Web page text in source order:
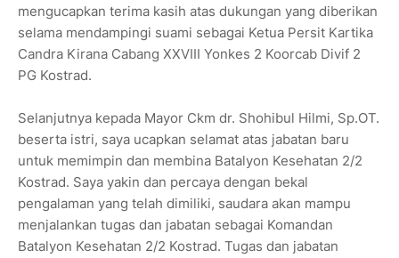
mengucapkan terima kasih atas dukungan yang diberikan
selama mendampingi suami sebagai Ketua Persit Kartika
Candra Kirana Cabang XXVIII Yonkes 2 Koorcab Divif 2
PG Kostrad.
Selanjutnya kepada Mayor Ckm dr. Shohibul Hilmi, Sp.OT.
beserta istri, saya ucapkan selamat atas jabatan baru
untuk memimpin dan membina Batalyon Kesehatan 2/2
Kostrad. Saya yakin dan percaya dengan bekal
pengalaman yang telah dimiliki, saudara akan mampu
menjalankan tugas dan jabatan sebagai Komandan
Batalyon Kesehatan 2/2 Kostrad. Tugas dan jabatan